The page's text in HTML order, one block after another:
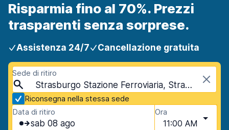
Risparmia fino al 70%. Prezzi
trasparenti senza sorprese.
Assistenza 24/7 Cancellazione gratuita
Sede di ritiro
Strasburgo Stazione Ferroviaria, Strasburgo, Francia
Riconsegna nella stessa sede
Data di ritiro
sab 08 ago
Ora
11:00 AM